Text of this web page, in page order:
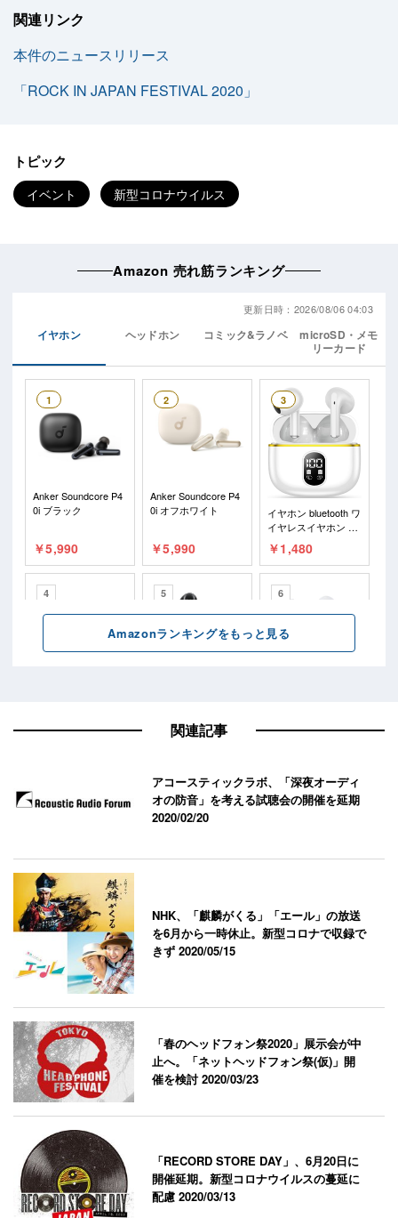
関連リンク
本件のニュースリリース
「ROCK IN JAPAN FESTIVAL 2020」
トピック
イベント 新型コロナウイルス
関連記事
アコースティックラボ、「深夜オーディ
オの防音」を考える試聴会の開催を延期
2020/02/20
NHK、「麒麟がくる」「エール」の放送
を6月から一時休止。新型コロナで収録で
きず2020/05/15
「春のヘッドフォン祭2020」展示会が中
止へ。「ネットヘッドフォン祭(仮)」開
催を検討2020/03/23
「RECORD STORE DAY」、6月20日に
開催延期。新型コロナウイルスの蔓延に
配慮2020/03/13